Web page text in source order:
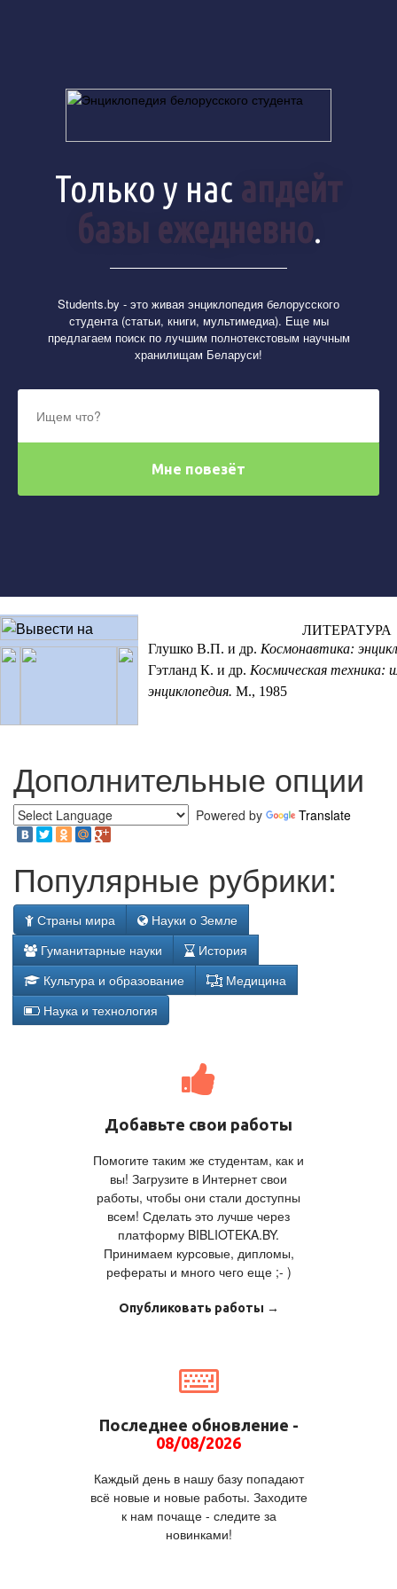
Только у нас апдейт
базы ежедневно.
Students.by - это живая энциклопедия белорусского
студента (статьи, книги, мультимедиа). Еще мы
предлагаем поиск по лучшим полнотекстовым научным
хранилищам Беларуси!
ЛИТЕРАТУРА
Глушко В.П. и др. Космонавтика:
Гэтланд К. и др. Космическая техника:
энциклопедия. М., 1985
Дополнительные опции
Powered by Translate
Популярные рубрики:
Страны мира
Науки о Земле
Гуманитарные науки
История
Культура и образование
Медицина
Наука и технология
Добавьте свои работы
Помогите таким же студентам, как и
вы! Загрузите в Интернет свои
работы, чтобы они стали доступны
всем! Сделать это лучше через
платформу BIBLIOTEKA.BY.
Принимаем курсовые, дипломы,
рефераты и много чего еще ;- )
Опубликовать работы →
Последнее обновление -
08/08/2026
Каждый день в нашу базу попадают
всё новые и новые работы. Заходите
к нам почаще - следите за
новинками!